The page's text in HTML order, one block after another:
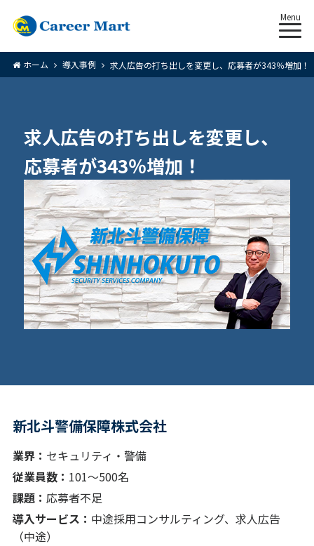
Menu
ホーム 導入事例 求人広告の打ち出しを変更し、応募者が343％増加！
求人広告の打ち出しを変更し、
応募者が343％増加！
新北斗警備保障株式会社
業界： セキュリティ・警備
従業員数： 101〜500名
課題： 応募者不足
導入サービス： 中途採用コンサルティング、求人広告
（中途）